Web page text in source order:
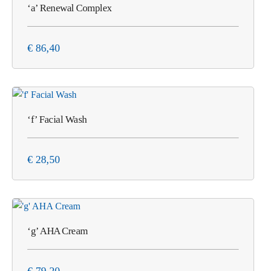
‘a’ Renewal Complex
€ 86,40
‘f’ Facial Wash
€ 28,50
‘g’ AHA Cream